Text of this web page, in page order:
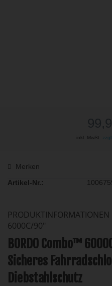
inkl. MwSt.
Merken
Artikel-Nr.:
6000C/90"
BORDO Combo™
Sicheres
Diebstahlschutz